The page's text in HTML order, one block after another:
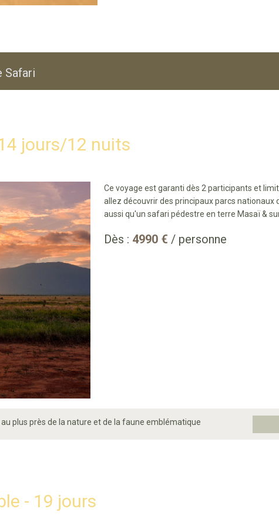
Safari
jours/12 nuits
Ce voyage est garanti dès 2 participants et
allez découvrir des principaux parcs nationaux
aussi qu'un safari pédestre en terre Masaï & sur
Dès : 4990 € / personne
plus près de la nature et de la faune emblématique
- 19 jours